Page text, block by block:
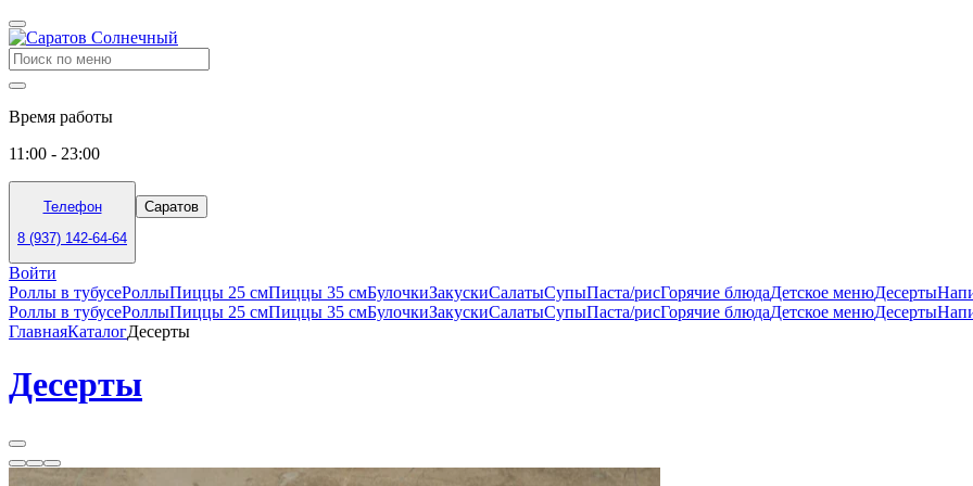
Время работы
11:00 - 23:00
Телефон
8 (937) 142-64-64
Саратов
Войти
Роллы в тубусеРоллыПиццы 25 смПиццы 35 смБулочкиЗакускиСалатыСупыПаста/рисГорячие блюдаДетское менюДесерты
Роллы в тубусеРоллыПиццы 25 смПиццы 35 смБулочкиЗакускиСалатыСупыПаста/рисГорячие блюдаДетское менюДесерты
ГлавнаяКаталогДесерты
Десерты